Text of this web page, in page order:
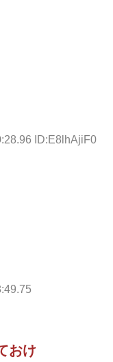
ID:E8lhAjiF0
おけ